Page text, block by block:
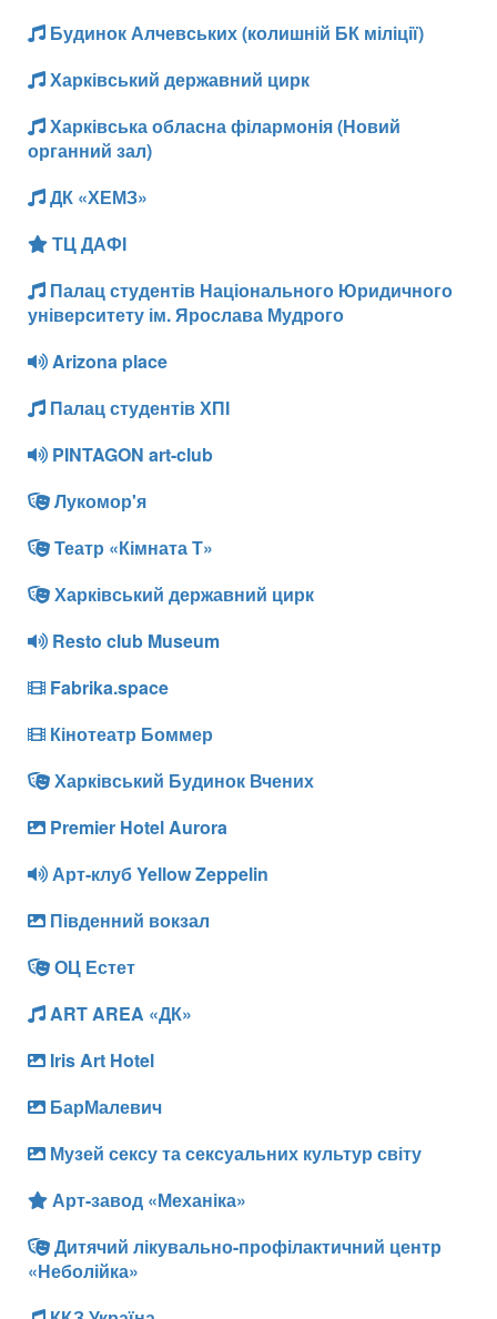
Будинок Алчевських (колишній БК міліції)
Харківський державний цирк
Харківська обласна філармонія (Новий
органний зал)
ДК «ХЕМЗ»
ТЦ ДАФІ
Палац студентів Національного Юридичного
університету ім. Ярослава Мудрого
Arizona place
Палац студентів ХПІ
PINTAGON art-club
Лукомор'я
Театр «Кімната Т»
Харківський державний цирк
Resto club Museum
Fabrika.space
Кінотеатр Боммер
Харківський Будинок Вчених
Premier Hotel Aurora
Арт-клуб Yellow Zeppelin
Південний вокзал
ОЦ Естет
ART AREA «ДК»
Iris Art Hotel
БарМалевич
Музей сексу та сексуальних культур світу
Арт-завод «Механіка»
Дитячий лікувально-профілактичний центр
«Неболійка»